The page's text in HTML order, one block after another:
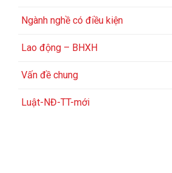
Ngành nghề có điều kiện
Lao động – BHXH
Vấn đề chung
Luật-NĐ-TT-mới